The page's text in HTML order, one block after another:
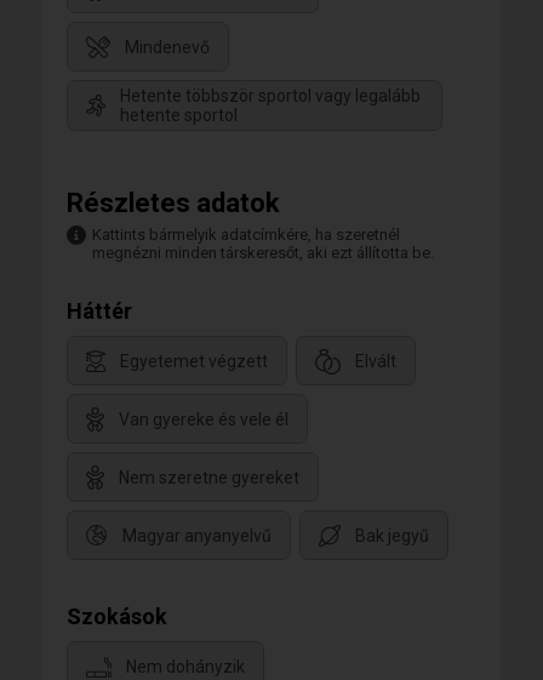
Mindenevő
Hetente többször sportol vagy legalább
hetente sportol
Részletes adatok
Kattints bármelyik adatcímkére, ha szeretnél
megnézni minden társkeresőt, aki ezt állította be.
Háttér
Egyetemet végzett Elvált
Van gyereke és vele él
Nem szeretne gyereket
Magyar anyanyelvű Bak jegyű
Szokások
Nem dohányzik